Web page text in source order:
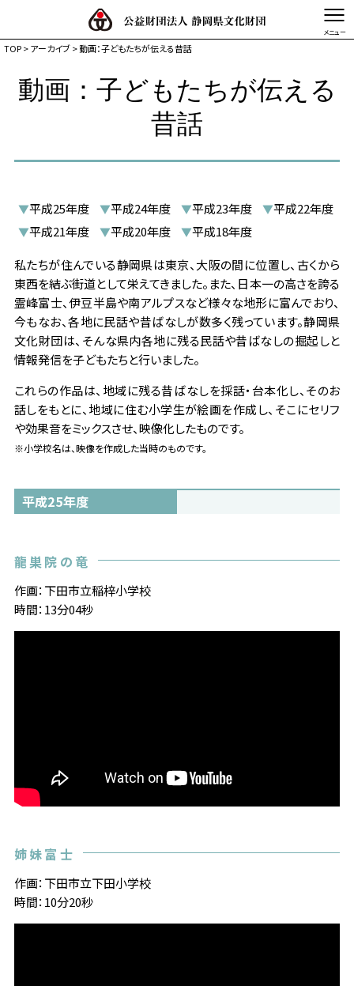
事業体系図
活動記録・情報発信
TOP>アーカイブ> 動画：子どもたちが伝える昔話
動画：子どもたちが伝える
昔話
▼平成25年度 ▼平成24年度 ▼平成23年度 ▼平成22年度
▼平成21年度 ▼平成20年度 ▼平成18年度
私たちが住んでいる静岡県は東京、大阪の間に位置し、古くから
東西を結ぶ街道として栄えてきました。また、日本一の高さを誇る
霊峰富士、伊豆半島や南アルプスなど様々な地形に富んでおり、
今もなお、各地に民話や昔ばなしが数多く残っています。静岡県
文化財団は、そんな県内各地に残る民話や昔ばなしの掘起しと
情報発信を子どもたちと行いました。
これらの作品は、地域に残る昔ばなしを採話・台本化し、そのお
話しをもとに、地域に住む小学生が絵画を作成し、そこにセリフ
や効果音をミックスさせ、映像化したものです。
※小学校名は、映像を作成した当時のものです。
平成25年度
龍巣院の竜
作画：下田市立稲梓小学校
時間：13分04秒
姉妹富士
作画：下田市立下田小学校
時間：10分20秒